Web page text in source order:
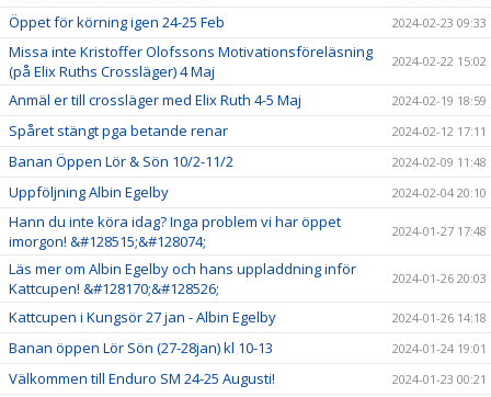
Öppet för körning igen 24-25 Feb 2024-02-23 09:33
Missa inte Kristoffer Olofssons Motivationsföreläsning
(på Elix Ruths Crossläger) 4 Maj
2024-02-22 15:02
Anmäl er till crossläger med Elix Ruth 4-5 Maj 2024-02-19 18:59
Spåret stängt pga betande renar 2024-02-12 17:11
Banan Öppen Lör & Sön 10/2-11/2 2024-02-09 11:48
Uppföljning Albin Egelby 2024-02-04 20:10
Hann du inte köra idag? Inga problem vi har öppet
imorgon! &#128515;&#128074;
2024-01-27 17:48
Läs mer om Albin Egelby och hans uppladdning inför
Kattcupen! &#128170;&#128526;
2024-01-26 20:03
Kattcupen i Kungsör 27 jan - Albin Egelby 2024-01-26 14:18
Banan öppen Lör Sön (27-28jan) kl 10-13 2024-01-24 19:01
Välkommen till Enduro SM 24-25 Augusti! 2024-01-23 00:21